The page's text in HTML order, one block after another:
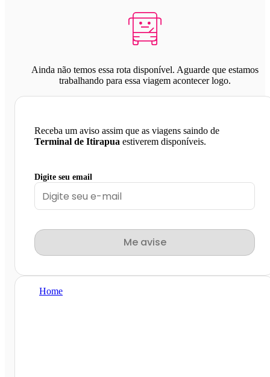
Ainda não temos essa rota disponível. Aguarde que estamos
trabalhando para essa viagem acontecer logo.
Receba um aviso assim que as viagens saindo de
Terminal de Itirapua estiverem disponíveis.
Digite seu email
Me avise
Home